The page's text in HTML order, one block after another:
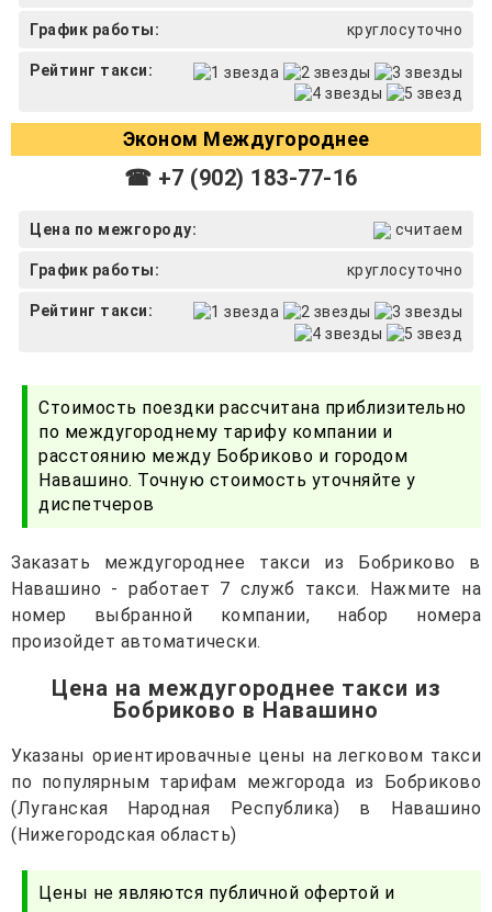
График работы: круглосуточно
Рейтинг такси:
Эконом Междугороднее
☎ +7 (902) 183-77-16
Цена по межгороду: считаем
График работы: круглосуточно
Рейтинг такси:
Стоимость поездки рассчитана приблизительно
по междугороднему тарифу компании и
расстоянию между Бобриково и городом
Навашино. Точную стоимость уточняйте у
диспетчеров
Заказать междугороднее такси из Бобриково в
Навашино - работает 7 служб такси. Нажмите на
номер выбранной компании, набор номера
произойдет автоматически.
Цена на междугороднее такси из
Бобриково в Навашино
Указаны ориентировачные цены на легковом такси
по популярным тарифам межгорода из Бобриково
(Луганская Народная Республика) в Навашино
(Нижегородская область)
Цены не являются публичной офертой и